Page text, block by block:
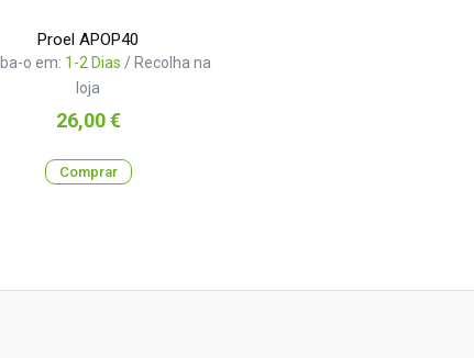
Proel APOP40
o em: 1-2 Dias / Recolha na
loja
Preço
26,00 €
Comprar